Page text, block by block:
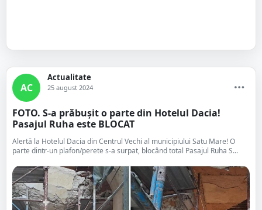
AC
Actualitate
25 august 2024
FOTO. S-a prăbușit o parte din Hotelul Dacia!
Pasajul Ruha este BLOCAT
Alertă la Hotelul Dacia din Centrul Vechi al municipiului Satu Mare! O
parte dintr-un plafon/perete s-a surpat, blocând total Pasajul Ruha S...